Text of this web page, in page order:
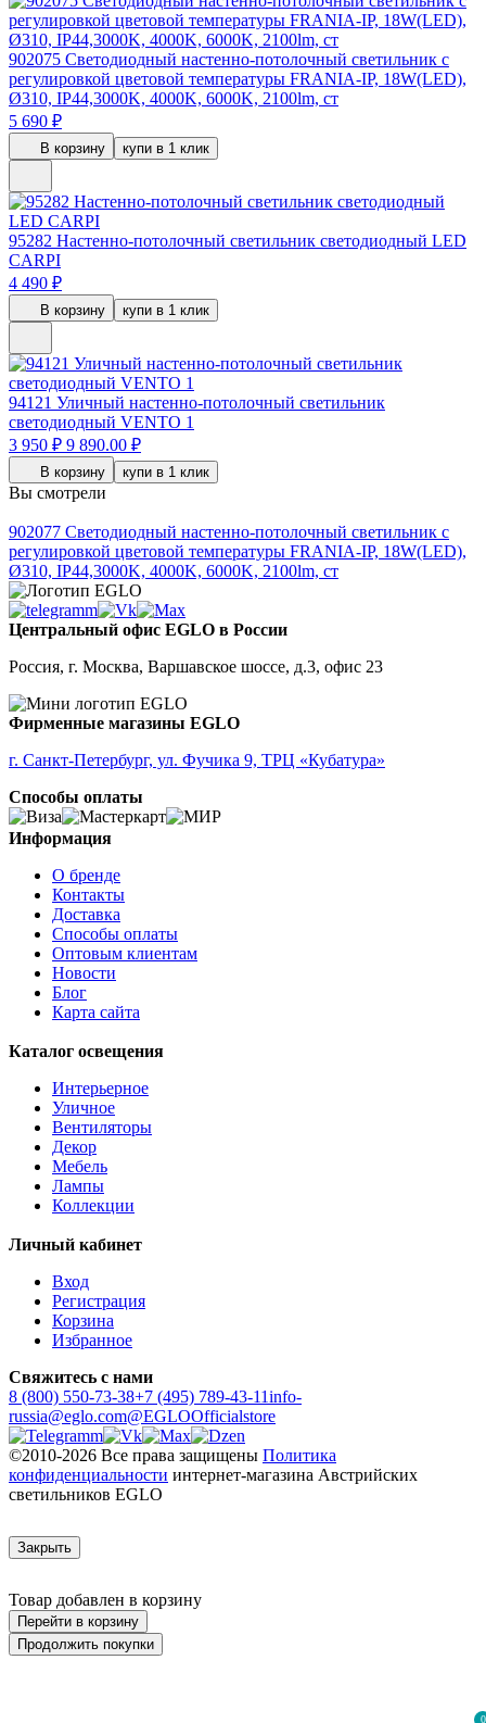
0
902075 Светодиодный настенно-потолочный светильник с
регулировкой цветовой температуры FRANIA-IP, 18W(LED),
Ø310, IP44,3000K, 4000K, 6000K, 2100lm, ст
5 690 ₽
В корзину купи в 1 клик
95282 Настенно-потолочный светильник светодиодный LED
CARPI
4 490 ₽
В корзину купи в 1 клик
94121 Уличный настенно-потолочный светильник
светодиодный VENTO 1
3 950 ₽ 9 890.00 ₽
В корзину купи в 1 клик
Вы смотрели
902077 Светодиодный настенно-потолочный светильник с
регулировкой цветовой температуры FRANIA-IP, 18W(LED),
Ø310, IP44,3000K, 4000K, 6000K, 2100lm, ст
Центральный офис EGLO в России
Россия, г. Москва, Варшавское шоссе, д.3, офис 23
Фирменные магазины EGLO
г. Санкт-Петербург, ул. Фучика 9, ТРЦ «Кубатура»
Способы оплаты
Информация
О бренде
Контакты
Доставка
Способы оплаты
Оптовым клиентам
Новости
Блог
Карта сайта
Каталог освещения
Интерьерное
Уличное
Вентиляторы
Декор
Мебель
Лампы
Коллекции
Личный кабинет
Вход
Регистрация
Корзина
Избранное
Свяжитесь с нами
8 (800) 550-73-38+7 (495) 789-43-11info-
russia@eglo.com@EGLOOfficialstore
©2010-2026 Все права защищены Политика
конфиденциальности интернет-магазина Австрийских
светильников EGLO
Закрыть
Товар добавлен в корзину
Перейти в корзину
Продолжить покупки